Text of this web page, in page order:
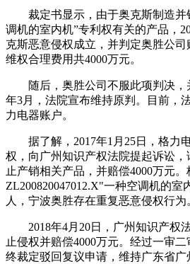
裁定书显示，由于奥克斯制造并
调机的室内机”专利权有关的产品，
克斯恶意侵权成立，并判定奥胜公
维权合理费用共4000万元。
随后，奥胜公司不服此项判决，
年3月，法院宣布维持原判。目前，
力电器账户。
据了解，2017年1月25日，格力
权，向广州知识产权法院提起诉讼
止产销相关产品，并赔偿4000万元
ZL200820047012.X"一种空调机的室
人，宁波奥胜存在重复恶意侵权行为
2018年4月20日，广州知识产权
止侵权并赔偿4000万元。经过一审
终裁定驳回复议申请，维持广东省广